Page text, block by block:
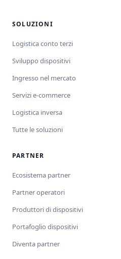
SOLUZIONI
Logistica conto terzi
Sviluppo dispositivi
Ingresso nel mercato
Servizi e-commerce
Logistica inversa
Tutte le soluzioni
PARTNER
Ecosistema partner
Partner operatori
Produttori di dispositivi
Portafoglio dispositivi
Diventa partner